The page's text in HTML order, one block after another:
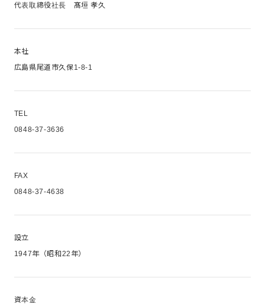
代表取締役社長 髙垣 孝久
本社
広島県尾道市久保1-8-1
TEL
0848-37-3636
FAX
0848-37-4638
設立
1947年（昭和22年）
資本金